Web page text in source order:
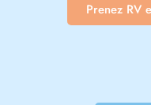
Prenez RV